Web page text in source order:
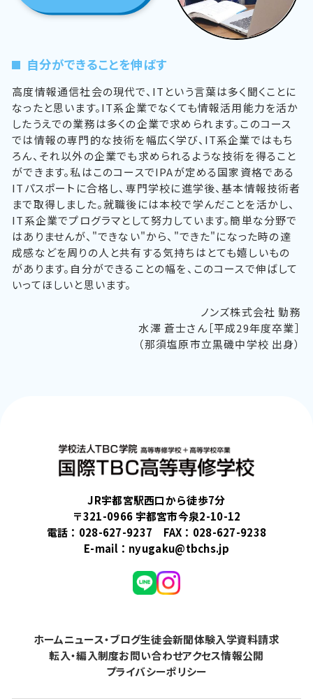
自分ができることを伸ばす
高度情報通信社会の現代で、ITという言葉は多く聞くことに
なったと思います。IT系企業でなくても情報活用能力を活か
したうえでの業務は多くの企業で求められます。このコース
では情報の専門的な技術を幅広く学び、IT系企業ではもち
ろん、それ以外の企業でも求められるような技術を得ること
ができます。私はこのコースでIPAが定める国家資格である
ITパスポートに合格し、専門学校に進学後、基本情報技術者
まで取得しました。就職後には本校で学んだことを活かし、
IT系企業でプログラマとして努力しています。簡単な分野で
はありませんが、"できない"から、"できた"になった時の達
成感などを周りの人と共有する気持ちはとても嬉しいもの
があります。自分ができることの幅を、このコースで伸ばして
いってほしいと思います。
ノンズ株式会社 勤務
水澤 蒼士さん［平成29年度卒業］
（那須塩原市立黒磯中学校 出身）
JR宇都宮駅西口から徒歩7分
〒321-0966 宇都宮市今泉2-10-12
電話： 028-627-9237 FAX：028-627-9238
E-mail： nyugaku@tbchs.jp
ホームニュース・ブログ生徒会新聞体験入学資料請求
転入・編入制度お問い合わせアクセス情報公開
プライバシーポリシー